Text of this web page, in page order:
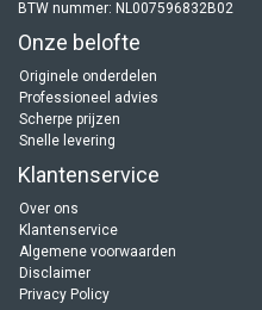
BTW nummer: NL007596832B02
Onze belofte
Originele onderdelen
Professioneel advies
Scherpe prijzen
Snelle levering
Klantenservice
Over ons
Klantenservice
Algemene voorwaarden
Disclaimer
Privacy Policy